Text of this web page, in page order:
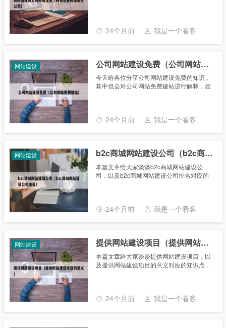
24个月前 我是一个看客
网站建设 公司网站建设免费（公司网站免费建站）
今天给各位分享公司网站建设免费的知识，
其中也会对公司网站免费建站进行解释，如
24个月前 我是一个看客
网站建设 b2c商城网站建设公司（b2c商城网站建设公司排名）
本篇文章给大家谈谈b2c商城网站建设公
司，以及b2c商城网站建设公司排名对应的
24个月前 我是一个看客
网站建设 提供网站建设项目（提供网站建设项目的意义）
本篇文章给大家谈谈提供网站建设项目，以
及提供网站建设项目的意义对应的知识点，
24个月前 我是一个看客